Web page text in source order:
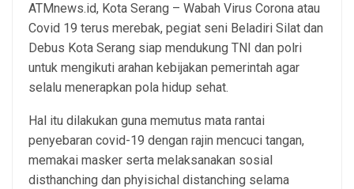
ATMnews.id, Kota Serang – Wabah Virus Corona atau
Covid 19 terus merebak, pegiat seni Beladiri Silat dan
Debus Kota Serang siap mendukung TNI dan polri
untuk mengikuti arahan kebijakan pemerintah agar
selalu menerapkan pola hidup sehat.
Hal itu dilakukan guna memutus mata rantai
penyebaran covid-19 dengan rajin mencuci tangan,
memakai masker serta melaksanakan sosial
disthanching dan phyisichal distanching selama